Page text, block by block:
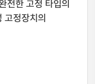
전한 고정 타입의
고정장치의